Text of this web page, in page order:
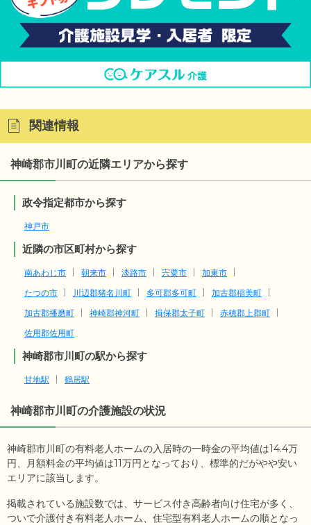
関連情報
神崎郡市川町の近隣エリアから探す
政令指定都市から探す
神戸市
近隣の市区町村から探す
南あわじ市 朝来市 淡路市 宍粟市
加東市
たつの市
川辺郡猪名川町 多可郡多可町
加古郡稲美町
加古郡播磨町
神崎郡神河町 揖保郡太子町
赤穂郡上郡町
佐用郡佐用町
神崎郡市川町の駅から探す
甘地駅 鶴居駅
神崎郡市川町の介護施設の状況
神崎郡市川町の有料老人ホームの入居時の一時金の平均値は14.4万
円、月額料金の平均値は11万円となっており、標準的だがやや安い
エリアに該当します。
掲載されている施設数では、サービス付き高齢者向け住宅が多く、
ついで介護付き有料老人ホーム、住宅型有料老人ホームの順となっ